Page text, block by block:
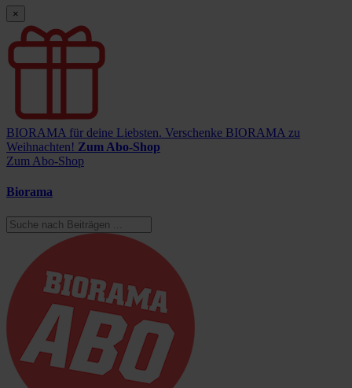
×
BIORAMA für deine Liebsten. Verschenke BIORAMA zu
Weihnachten! Zum Abo-Shop
Zum Abo-Shop
Biorama